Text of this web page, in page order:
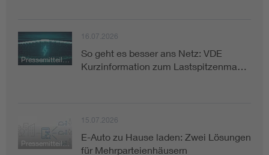
Pressemitteilung
16.07.2026
So geht es besser ans Netz: VDE
Kurzinformation zum Lastspitzenma…
Pressemitteilung
15.07.2026
E-Auto zu Hause laden: Zwei Lösungen
für Mehrparteienhäusern